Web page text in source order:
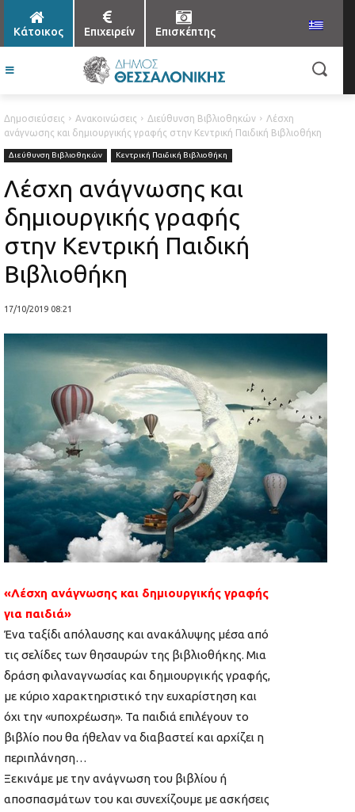
Κάτοικος Επιχειρείν Επισκέπτης
Δημοσιεύσεις Ανακοινώσεις Διεύθυνση Βιβλιοθηκών
Λέσχη
ανάγνωσης και δημιουργικής γραφής στην Κεντρική Παιδική Βιβλιοθήκη
Διεύθυνση Βιβλιοθηκών Κεντρική Παιδική Βιβλιοθήκη
Λέσχη ανάγνωσης και
δημιουργικής γραφής
στην Κεντρική Παιδική
Βιβλιοθήκη
17/10/2019 08:21
«Λέσχη ανάγνωσης και δημιουργικής γραφής
για παιδιά»
Ένα ταξίδι απόλαυσης και ανακάλυψης μέσα από
τις σελίδες των θησαυρών της βιβλιοθήκης. Μια
δράση φιλαναγνωσίας και δημιουργικής γραφής,
με κύριο χαρακτηριστικό την ευχαρίστηση και
όχι την «υποχρέωση». Τα παιδιά επιλέγουν το
βιβλίο που θα ήθελαν να διαβαστεί και αρχίζει η
περιπλάνηση…
Ξεκινάμε με την ανάγνωση του βιβλίου ή
αποσπασμάτων του και συνεχίζουμε με ασκήσεις